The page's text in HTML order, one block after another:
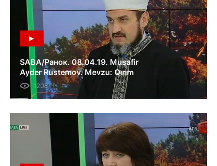
SABA/Ранок. 08.04.19. Musafir
Ayder Rustemov. Mevzu: Qırım
müftiliginiñ FSB ile işbirligi.
1208